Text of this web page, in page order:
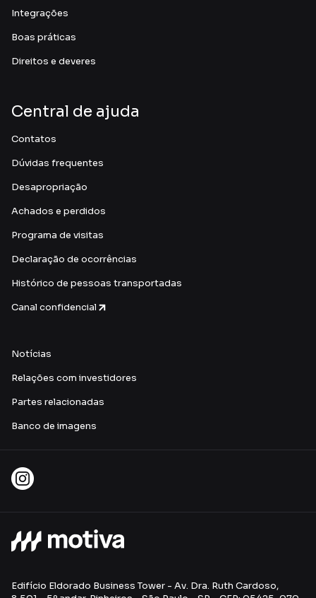
Integrações
Boas práticas
Direitos e deveres
Central de ajuda
Contatos
Dúvidas frequentes
Desapropriação
Achados e perdidos
Programa de visitas
Declaração de ocorrências
Histórico de pessoas transportadas
Canal confidencial
Notícias
Relações com investidores
Partes relacionadas
Banco de imagens
Edifício Eldorado Business Tower - Av. Dra. Ruth Cardoso,